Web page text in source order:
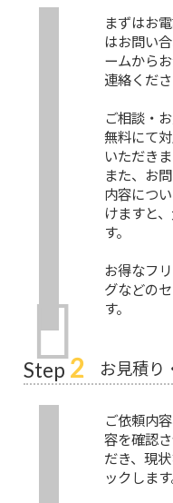
まずはお
はお問い
ームから
連絡くださ
ご相談・
無料にて
いただきま
また、お
内容につ
けますと
す。
お得なフ
グなどの
す。
Step 2 お見積り
ご依頼内
容を確認
だき、現
ックします